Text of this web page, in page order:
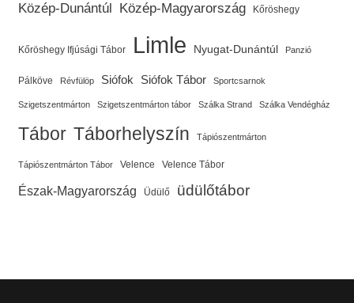
Közép-Dunántúl Közép-Magyarország Kőröshegy
Kőröshegy Ifjúsági Tábor Limle Nyugat-Dunántúl Panzió
Pálköve Révfülöp Siófok Siófok Tábor Sportcsarnok
Szigetszentmárton Szigetszentmárton tábor Szálka Strand Szálka Vendégház
Tábor Táborhelyszín Tápiószentmárton
Tápiószentmárton Tábor Velence Velence Tábor
Észak-Magyarország Üdülő üdülőtábor